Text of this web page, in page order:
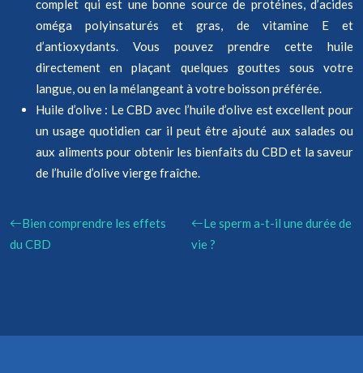
complet qui est une bonne source de protéines, d’acides
oméga polyinsaturés et gras, de vitamine E et
d’antioxydants. Vous pouvez prendre cette huile
directement en plaçant quelques gouttes sous votre
langue, ou en la mélangeant à votre boisson préférée.
Huile d’olive : Le CBD avec l’huile d’olive est excellent pour
un usage quotidien car il peut être ajouté aux salades ou
aux aliments pour obtenir les bienfaits du CBD et la saveur
de l’huile d’olive vierge fraîche.
Bien comprendre les effets
du CBD
Le sperm a-t-il une durée de
vie ?